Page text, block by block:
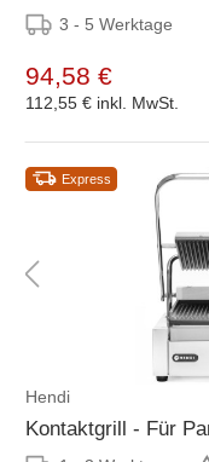
3 - 5 Werktage
94,58 €
112,55 € inkl. MwSt.
Express
Hendi
Kontaktgrill - Für